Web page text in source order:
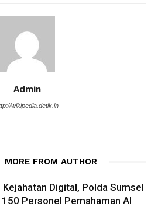
Admin
wikipedia.detik.in
MORE FROM AUTHOR
Kejahatan Digital, Polda Sumsel
Personel Pemahaman AI